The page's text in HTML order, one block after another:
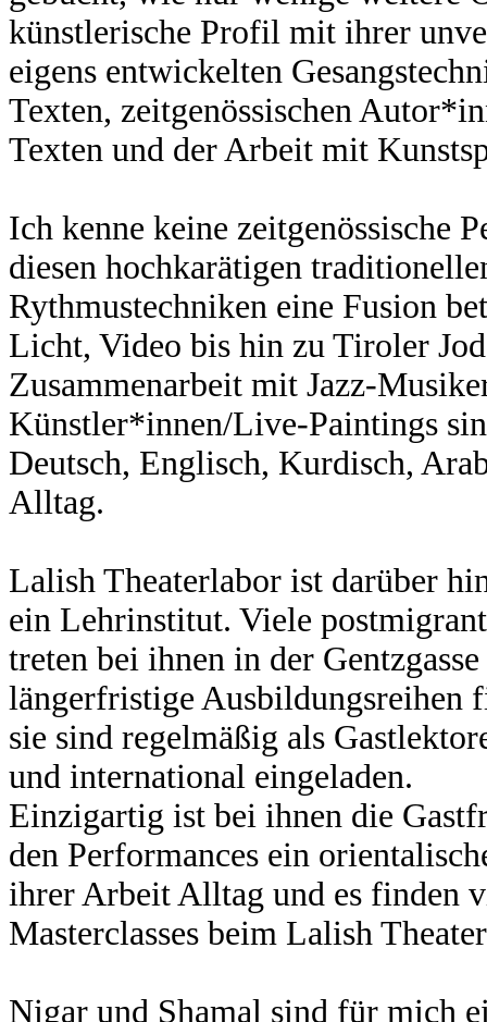
künstlerische Profil mit ihrer
eigens entwickelten
Texten, zeitgenössischen
Texten und der Arbeit mit
Ich kenne keine zeitgenössische
diesen hochkarätigen
Rythmustechniken eine Fusion
Licht, Video bis hin zu Tiroler
Zusammenarbeit mit Jazz-
Künstler*innen/Live-Paintings
Deutsch, Englisch, Kurdisch,
Alltag.
Lalish Theaterlabor ist darüber
ein Lehrinstitut. Viele
treten bei ihnen in der
längerfristige Ausbildungsreihen
sie sind regelmäßig als
und international eingeladen.
Einzigartig ist bei ihnen die
den Performances ein
ihrer Arbeit Alltag und es finden
Masterclasses beim Lalish
Nigar und Shamal sind für mich